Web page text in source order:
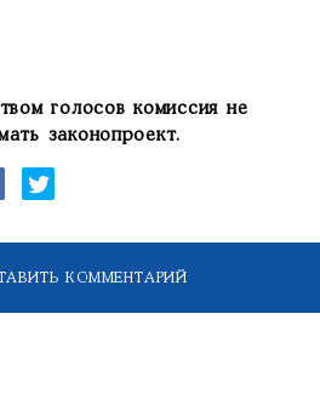
голосов комиссия не
законопроект.
КОММЕНТАРИЙ